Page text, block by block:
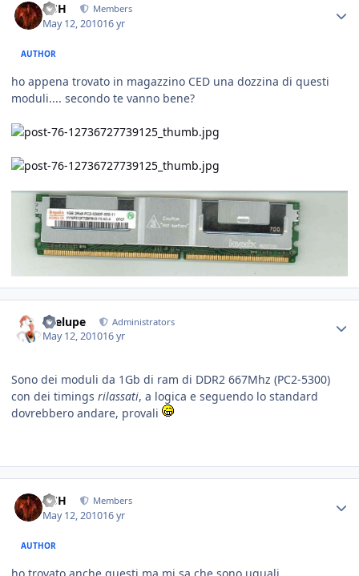
HSH Members
May 12, 201016 yr
AUTHOR
ho appena trovato in magazzino CED una dozzina di questi
moduli.... secondo te vanno bene?
Toelupe Administrators
May 12, 201016 yr
Sono dei moduli da 1Gb di ram di DDR2 667Mhz (PC2-5300)
con dei timings rilassati, a logica e seguendo lo standard
dovrebbero andare, provali
HSH Members
May 12, 201016 yr
AUTHOR
ho trovato anche questi ma mi sa che sono uguali